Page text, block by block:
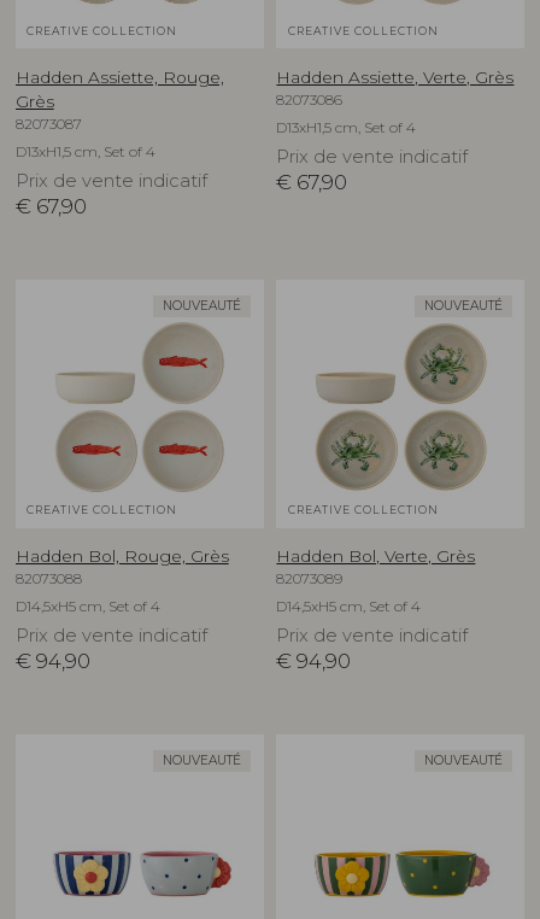
CREATIVE COLLECTION
Hadden Assiette, Rouge,
Grès
82073087
D13xH1,5 cm, Set of 4
Prix de vente indicatif
€ 67,90
CREATIVE COLLECTION
Hadden Assiette, Verte, Grès
82073086
D13xH1,5 cm, Set of 4
Prix de vente indicatif
€ 67,90
NOUVEAUTÉ
CREATIVE COLLECTION
Hadden Bol, Rouge, Grès
82073088
D14,5xH5 cm, Set of 4
Prix de vente indicatif
€ 94,90
NOUVEAUTÉ
CREATIVE COLLECTION
Hadden Bol, Verte, Grès
82073089
D14,5xH5 cm, Set of 4
Prix de vente indicatif
€ 94,90
NOUVEAUTÉ NOUVEAUTÉ